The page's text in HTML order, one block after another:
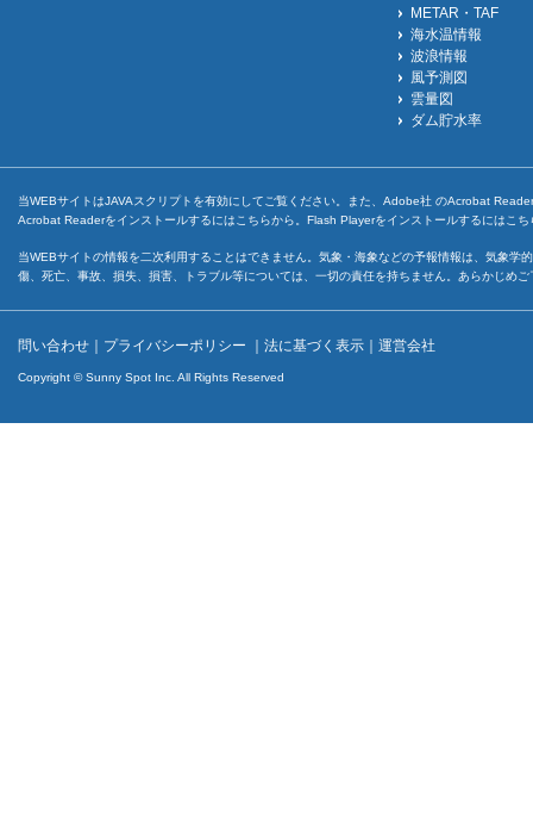
METAR・TAF
海水温情報
波浪情報
風予測図
雲量図
ダム貯水率
当WEBサイトはJAVAスクリプトを有効にしてご覧ください。また、Adobe社 のAcrobat
Acrobat Readerをインストールするには こちらから。Flash Playerをインストールするには こち
当WEBサイトの情報を二次利用することはできません。気象・海象などの予報情報は、気象
傷、死亡、事故、損失、損害、トラブル等については、一切の責任を持ちません。あらかじめ
問い合わせ ｜ プライバシーポリシー ｜ 法に基づく表示 ｜ 運営会社
Copyright © Sunny Spot Inc. All Rights Reserved